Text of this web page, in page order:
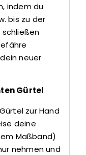
indem du
bis zu der
neuer
Gürtel
zur Hand
deine
Maßband)
nehmen und